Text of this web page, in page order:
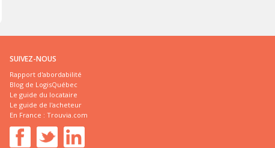
SUIVEZ-NOUS
Rapport d'abordabilité
Blog de LogisQuébec
Le guide du locataire
Le guide de l'acheteur
En France : Trouvia.com